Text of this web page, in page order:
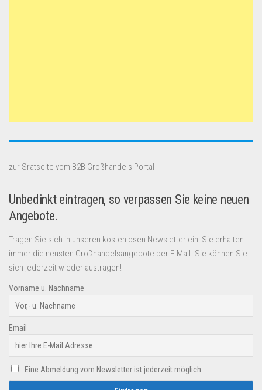
zur Sratseite vom B2B Großhandels Portal
Unbedinkt eintragen, so verpassen Sie keine neuen
Angebote.
Tragen Sie sich in unseren kostenlosen Newsletter ein! Sie erhalten
immer die neusten Großhandelsangebote per E-Mail. Sie können Sie
sich jederzeit wieder austragen!
Vorname u. Nachname
Email
Eine Abmeldung vom Newsletter ist jederzeit möglich.